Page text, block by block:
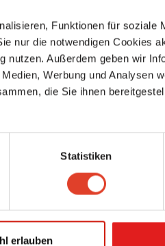
Funktionen für soziale
nur die notwendigen Cookies
nutzen. Außerdem geben wir
Werbung und Analysen
die Sie ihnen
Statistiken
erlauben
Mariahilf, Wien, Österreich (Karte